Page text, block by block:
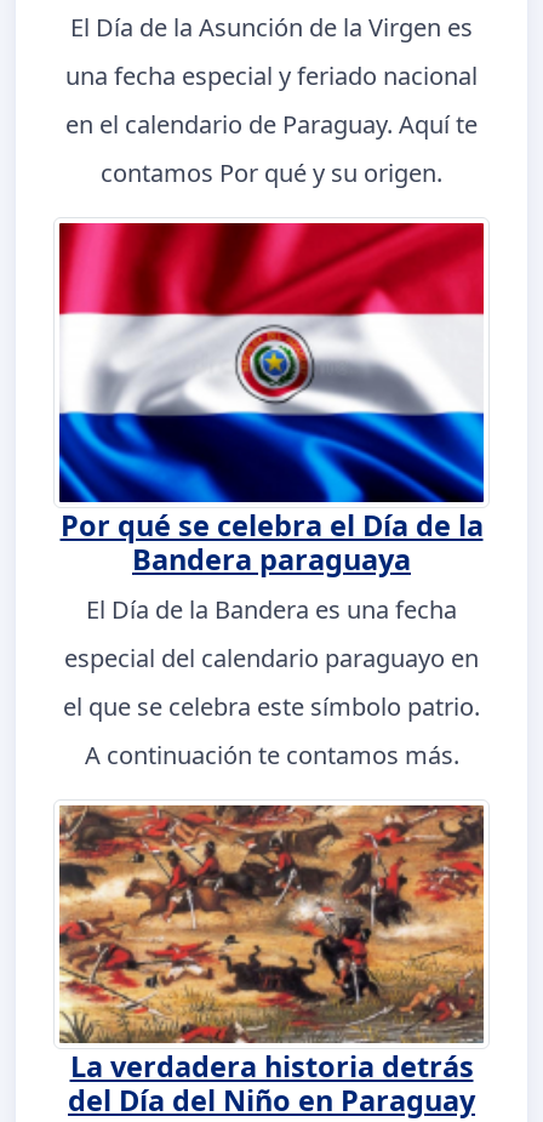
El Día de la Asunción de la Virgen es
una fecha especial y feriado nacional
en el calendario de Paraguay. Aquí te
contamos Por qué y su origen.
Por qué se celebra el Día de la
Bandera paraguaya
El Día de la Bandera es una fecha
especial del calendario paraguayo en
el que se celebra este símbolo patrio.
A continuación te contamos más.
La verdadera historia detrás
del Día del Niño en Paraguay